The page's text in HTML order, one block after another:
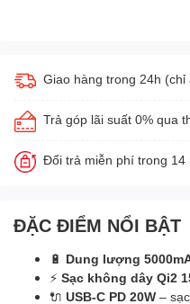
Giao hàng trong 24h
Trả góp lãi suất 0% qua
Đổi trả miễn phí trong 14
ĐẶC ĐIỂM NỔI BẬT
🔋 Dung lượng
⚡ Sạc không dây Qi2
🔌 USB-C PD 20W –